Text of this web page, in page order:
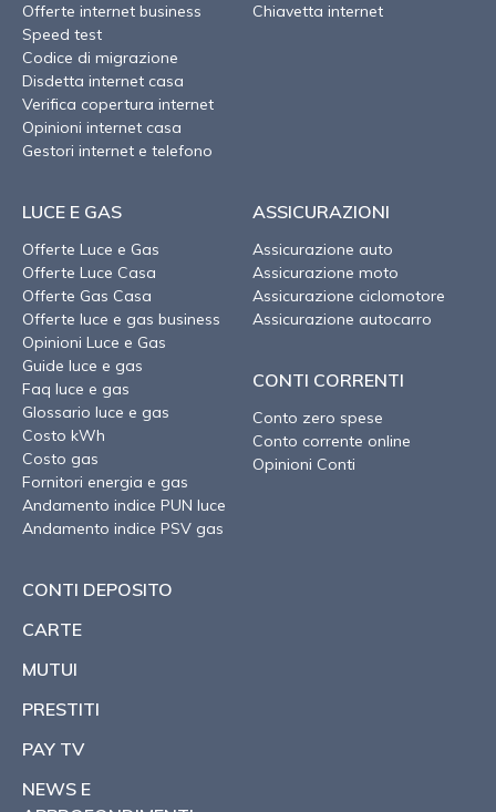
Offerte internet business
Speed test
Codice di migrazione
Disdetta internet casa
Verifica copertura internet
Opinioni internet casa
Gestori internet e telefono
Chiavetta internet
LUCE E GAS
Offerte Luce e Gas
Offerte Luce Casa
Offerte Gas Casa
Offerte luce e gas business
Opinioni Luce e Gas
Guide luce e gas
Faq luce e gas
Glossario luce e gas
Costo kWh
Costo gas
Fornitori energia e gas
Andamento indice PUN luce
Andamento indice PSV gas
ASSICURAZIONI
Assicurazione auto
Assicurazione moto
Assicurazione ciclomotore
Assicurazione autocarro
CONTI CORRENTI
Conto zero spese
Conto corrente online
Opinioni Conti
CONTI DEPOSITO
CARTE
MUTUI
PRESTITI
PAY TV
NEWS E